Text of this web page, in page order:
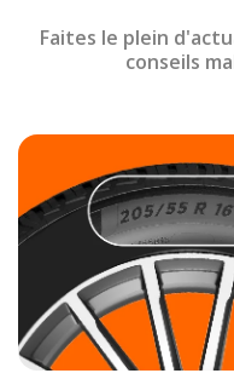
Faites le plein
conseils